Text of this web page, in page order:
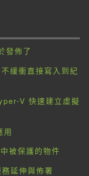
發佈了
緩衝直接寫入到紀
V 快速建立虛擬
用
被保護的物件
延伸與佈署